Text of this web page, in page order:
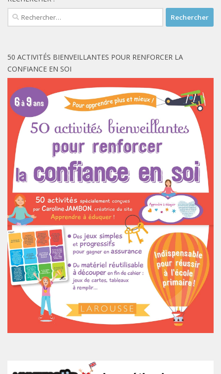
Rechercher :
50 ACTIVITÉS BIENVEILLANTES POUR RENFORCER LA
CONFIANCE EN SOI